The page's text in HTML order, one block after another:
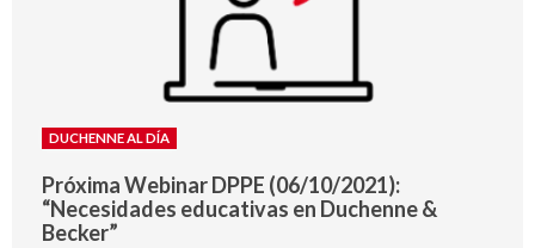
DUCHENNE AL DÍA
Próxima Webinar DPPE (06/10/2021):
“Necesidades educativas en Duchenne &
Becker”